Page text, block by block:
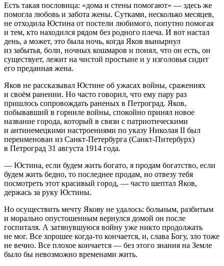
Есть такая пословица: «дома и стены помогают» — здесь же
помогла любовь и забота жены. Сутками, несколько месяцев,
не отходила Юстина от постели любимого, попутно помогая
и тем, кто находился рядом без родного плеча. И вот настал
день, а может, это была ночь, когда Яков вынырнул
из забытья, боли, ночных кошмаров и понял, что он есть, он
существует, лежит на чистой простыне и у изголовья сидит
его преданная жена.
Яков не рассказывал Юстине об ужасах войны, сражениях
и своём ранении. Но часто говорил, что ему пару раз
пришлось сопровождать раненых в Петроград. Яков,
побывавший в горниле войны, спокойно принял новое
название города, который в связи с патриотическими
и антинемецкими настроениями по указу Николая II был
переименован из Санкт-Петербурга (Санкт-Питербурх)
в Петроград 31 августа 1914 года.
— Юстина, если будем жить богато, я продам богатство, если
будем жить бедно, то последнее продам, но отвезу тебя
посмотреть этот красивый город, — часто шептал Яков,
держась за руку Юстины.
Но осуществить мечту Якову не удалось: больным, разбитым
и морально опустошенным вернулся домой он после
госпиталя. А затянувшуюся войну уже никто продолжать
не мог. Все хорошее когда-то кончается, и, слава Богу, зло тоже
не вечно. Все плохое кончается — без этого знания на Земле
было бы невозможно временами жить.